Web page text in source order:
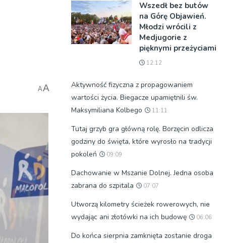
AA
Wszedł bez butów
na Górę Objawień.
Młodzi wrócili z
Medjugorie z
pięknymi przeżyciami
12:12
Aktywność fizyczna z propagowaniem
wartości życia. Biegacze upamiętnili św.
Maksymiliana Kolbego
11:11
Tutaj grzyb gra główną rolę. Borzęcin odlicza
godziny do święta, które wyrosło na tradycji
pokoleń
09:09
Dachowanie w Mszanie Dolnej. Jedna osoba
zabrana do szpitala
07:07
Utworzą kilometry ścieżek rowerowych, nie
wydając ani złotówki na ich budowę
06:06
Do końca sierpnia zamknięta zostanie droga